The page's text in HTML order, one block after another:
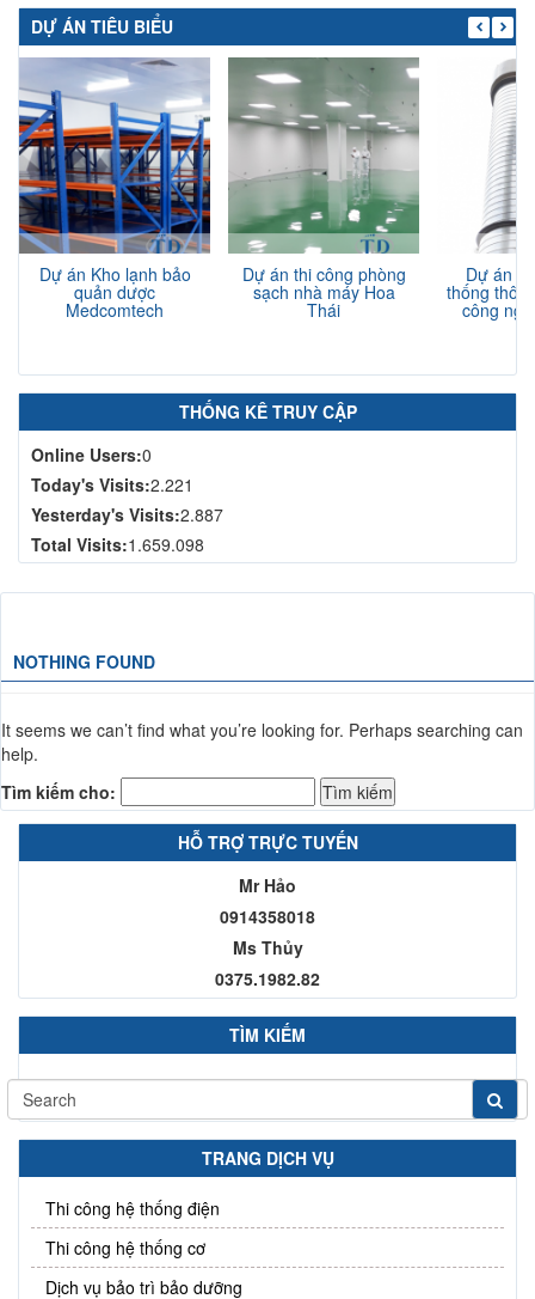
DỰ ÁN TIÊU BIỂU
Dự án Kho lạnh bảo
quản dược
Medcomtech
Dự án thi công phòng
sạch nhà máy Hoa
Thái
Dự án
thống
công
THỐNG KÊ TRUY CẬP
Online Users:0
Today's Visits:2.221
Yesterday's Visits:2.887
Total Visits:1.659.098
NOTHING FOUND
It seems we can’t find what you’re looking for. Perhaps searching can
help.
Tìm kiếm cho:
HỖ TRỢ TRỰC TUYẾN
Mr Hảo
0914358018
Ms Thủy
0375.1982.82
TÌM KIẾM
TRANG DỊCH VỤ
Thi công hệ thống điện
Thi công hệ thống cơ
Dịch vụ bảo trì bảo dưỡng